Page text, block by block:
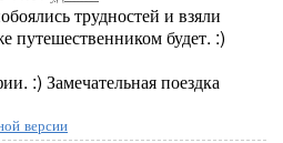
трудностей и взяли
путешественником будет. :)
:) Замечательная поездка
версии